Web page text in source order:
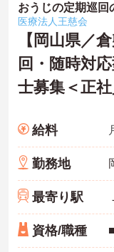
おうじの定期巡回
医療法人王慈会
【岡山県／
回・随時対
士募集＜正社
給料
勤務地
最寄り駅
資格/職種